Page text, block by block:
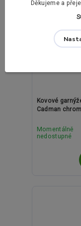
- 30 %
Kovové
Cadman
Momentálně
nedostupné
Děkujeme a